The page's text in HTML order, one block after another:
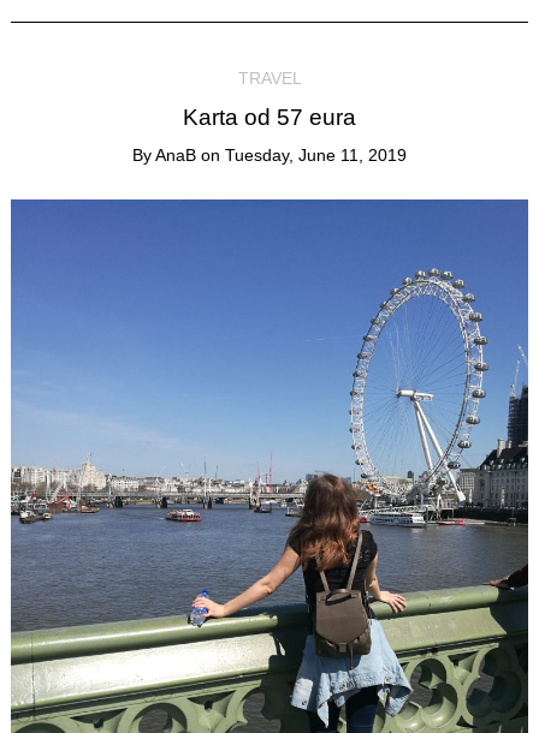
TRAVEL
Karta od 57 eura
ByAnaB on Tuesday, June 11, 2019